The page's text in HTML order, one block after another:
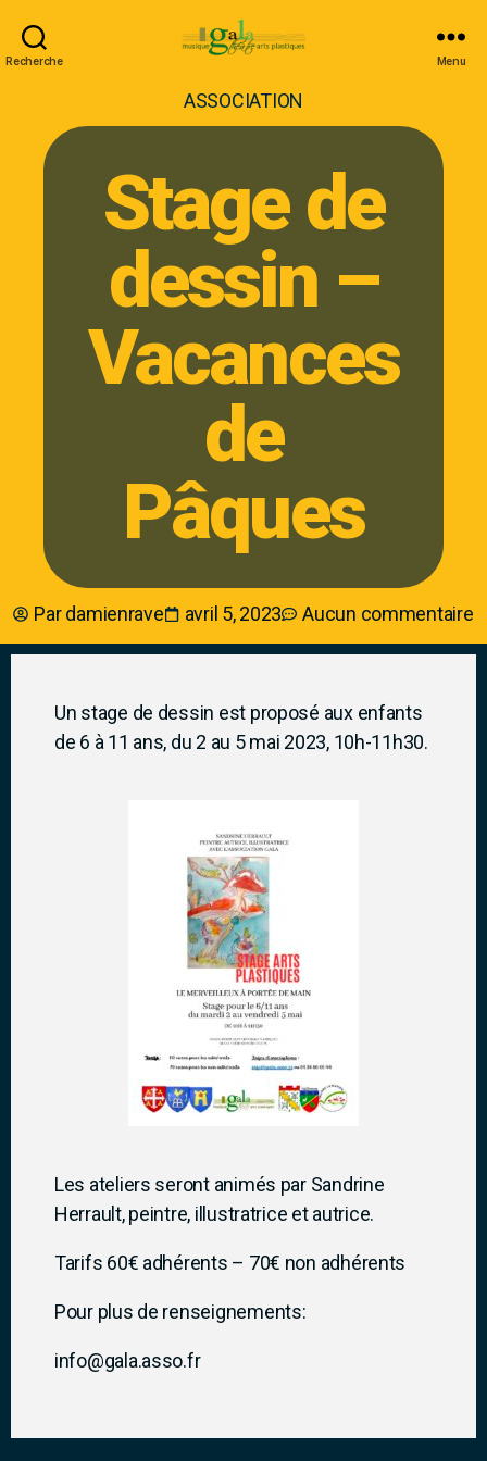
Recherche Menu
ASSOCIATION
Stage de
dessin –
Vacances
de
Pâques
Pardamienrave avril 5, 2023 Aucun commentaire
Un stage de dessin est proposé aux enfants
de 6 à 11 ans, du 2 au 5 mai 2023, 10h-11h30.
Les ateliers seront animés par Sandrine
Herrault, peintre, illustratrice et autrice.
Tarifs 60€ adhérents – 70€ non adhérents
Pour plus de renseignements:
info@gala.asso.fr